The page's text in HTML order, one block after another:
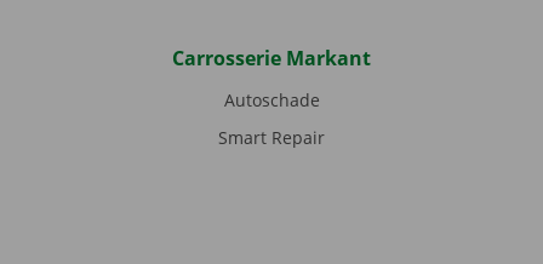
Carrosserie Markant
Autoschade
Smart Repair